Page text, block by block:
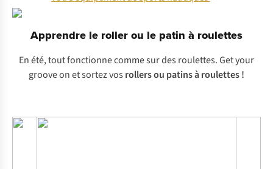
Apprendre le roller ou le patin à roulettes
En été, tout fonctionne comme sur des roulettes.Get your
groove onet sortez vos rollers ou patins à roulettes !